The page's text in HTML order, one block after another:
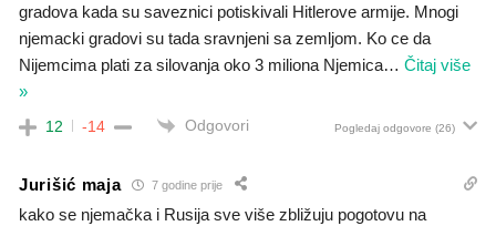
gradova kada su saveznici potiskivali Hitlerove armije. Mnogi
njemacki gradovi su tada sravnjeni sa zemljom. Ko ce da
Nijemcima plati za silovanja oko 3 miliona Njemica… Čitaj više
»
12 -14 Odgovori Pogledaj odgovore (26)
Jurišić maja 7 godine prije
kako se njemačka i Rusija sve više zbližuju pogotovu na